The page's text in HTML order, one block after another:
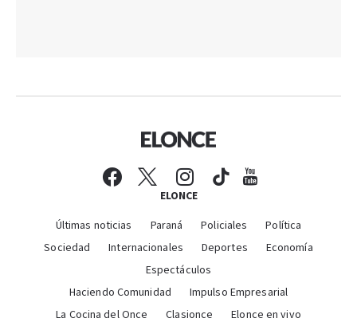
ELONCE
Últimas noticias Paraná Policiales
Política
Sociedad
Internacionales Deportes
Economía
Espectáculos
Haciendo Comunidad
Impulso Empresarial
La Cocina del Once
Clasionce Elonce en vivo